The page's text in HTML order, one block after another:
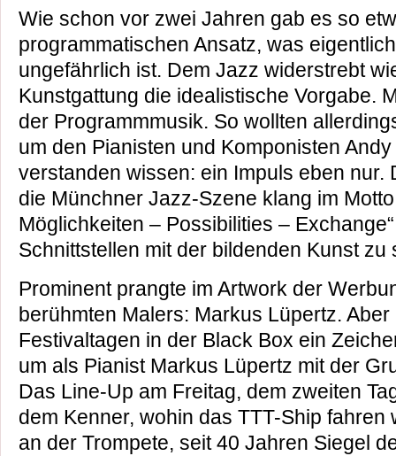
Wie schon vor zwei Jahren gab es so
programmatischen Ansatz, was
ungefährlich ist. Dem Jazz widerstrebt
Kunstgattung die idealistische Vorgabe.
der Programmmusik. So wollten
um den Pianisten und Komponisten
verstanden wissen: ein Impuls eben nur.
die Münchner Jazz-Szene klang im
Möglichkeiten – Possibilities –
Schnittstellen mit der bildenden Kunst zu
Prominent prangte im Artwork der
berühmten Malers: Markus Lüpertz.
Festivaltagen in der Black Box ein
um als Pianist Markus Lüpertz mit der
Das Line-Up am Freitag, dem zweiten
dem Kenner, wohin das TTT-Ship fahren
an der Trompete, seit 40 Jahren Siegel